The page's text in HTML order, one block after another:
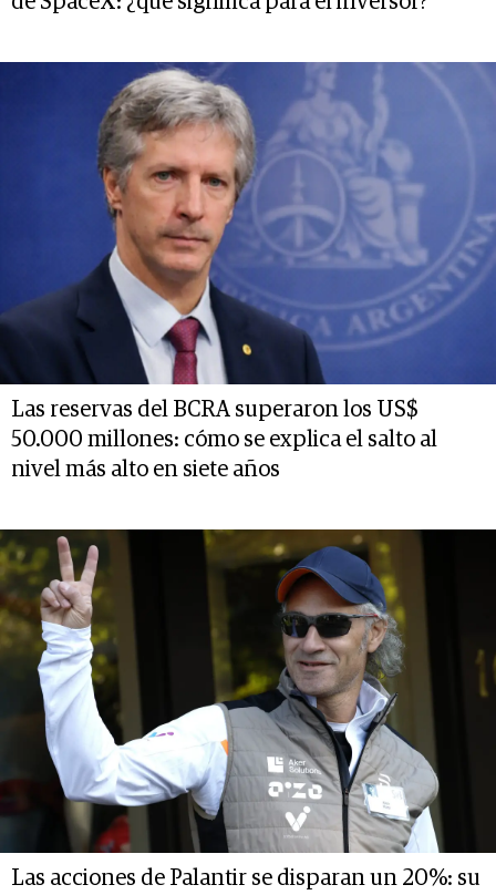
Las reservas del BCRA superaron los US$
50.000 millones: cómo se explica el salto al
nivel más alto en siete años
Las acciones de Palantir se disparan un 20%: su